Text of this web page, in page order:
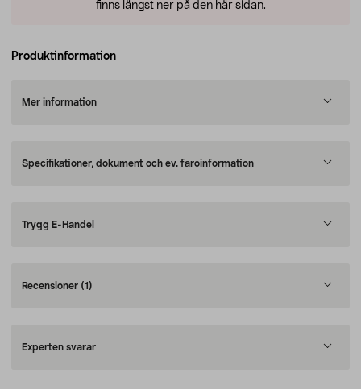
finns längst ner på den här sidan.
Produktinformation
Mer information
Specifikationer, dokument och ev. faroinformation
Trygg E-Handel
Recensioner (1)
Experten svarar